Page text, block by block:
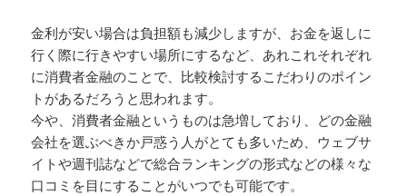
金利が安い場合は負担額も減少しますが、お金を返しに
行く際に行きやすい場所にするなど、あれこれそれぞれ
に消費者金融のことで、比較検討するこだわりのポイン
トがあるだろうと思われます。
今や、消費者金融というものは急増しており、どの金融
会社を選ぶべきか戸惑う人がとても多いため、ウェブサ
イトや週刊誌などで総合ランキングの形式などの様々な
口コミを目にすることがいつでも可能です。